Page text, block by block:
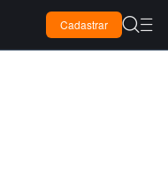
Cadastrar  